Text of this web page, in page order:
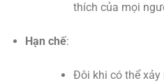
thích của mọi
Hạn chế:
Đôi khi có thể